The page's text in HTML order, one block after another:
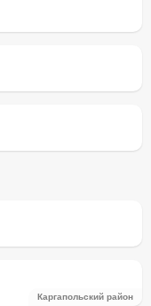
Каргапольский район